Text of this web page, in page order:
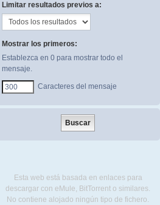
Limitar resultados previos a:
Mostrar los primeros:
Establezca en 0 para mostrar todo el
mensaje.
Caracteres del mensaje
Esta web está basada en enlaces para
descargar con eMule, BitTorrent o similares.
No contiene alojado ningún tipo de fichero.